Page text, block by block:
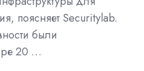
поясняет Securitylab.
были
20 …